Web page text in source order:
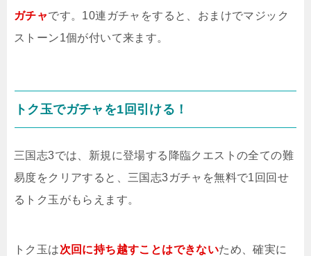
ガチャです。10連ガチャをすると、おまけでマジック
ストーン1個が付いて来ます。
トク玉でガチャを1回引ける！
三国志3では、新規に登場する降臨クエストの全ての難
易度をクリアすると、三国志3ガチャを無料で1回回せ
るトク玉がもらえます。
トク玉は次回に持ち越すことはできないため、確実に